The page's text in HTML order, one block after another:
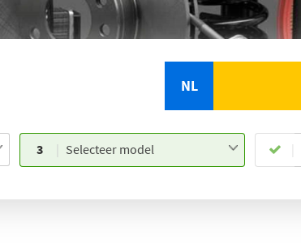
NL
3 Selecteer model